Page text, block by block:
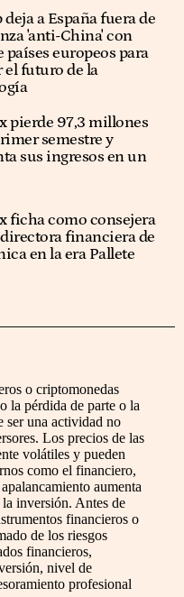
a España fuera de
'anti-China' con
países europeos para
futuro de la
pierde 97,3 millones
semestre y
sus ingresos en un
ficha como consejera
directora financiera de
en la era Pallete
o criptomonedas
la pérdida de parte o la
ser una actividad no
Los precios de las
volátiles y pueden
como el financiero,
aumenta
inversión. Antes de
financieros o
de los riesgos
financieros,
nivel de
profesional